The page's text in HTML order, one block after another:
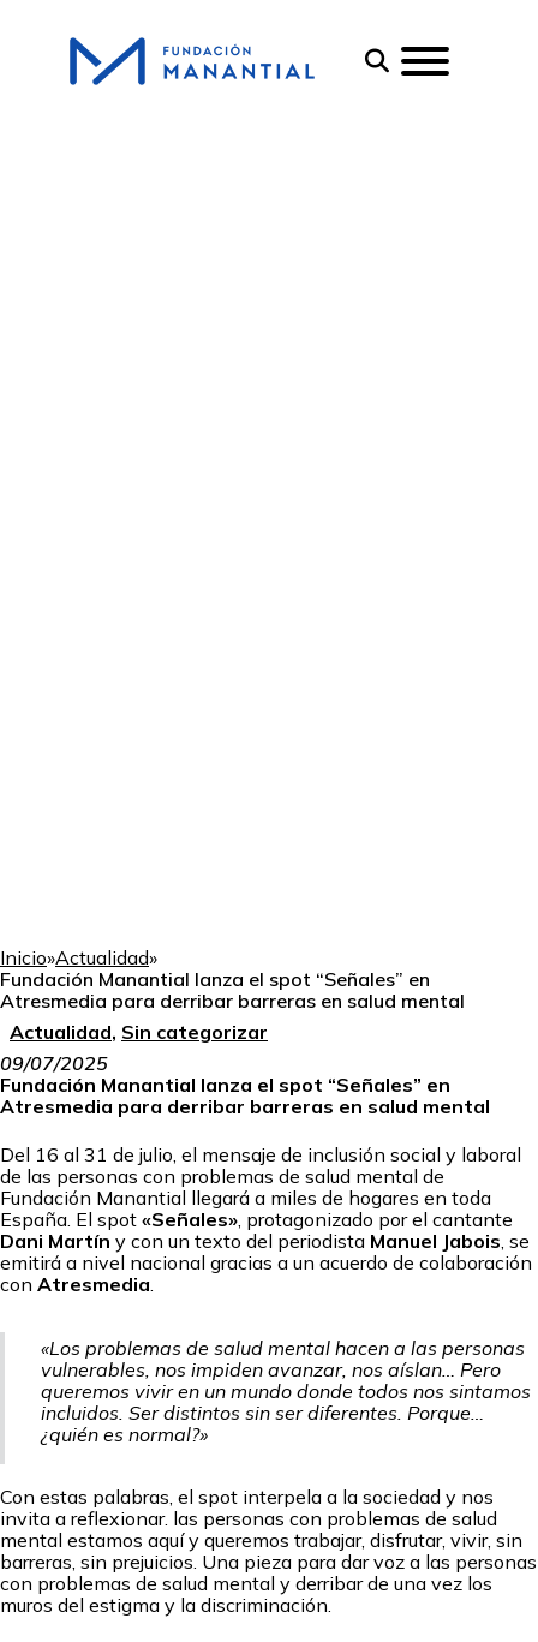
Inicio»Actualidad»
Fundación Manantial lanza el spot “Señales” en
Atresmedia para derribar barreras en salud mental
Actualidad, Sin categorizar
09/07/2025
Fundación Manantial lanza el spot “Señales” en
Atresmedia para derribar barreras en salud mental
Del 16 al 31 de julio, el mensaje de inclusión social y laboral
de las personas con problemas de salud mental de
Fundación Manantial llegará a miles de hogares en toda
España. El spot «Señales», protagonizado por el cantante
Dani Martín y con un texto del periodista Manuel Jabois, se
emitirá a nivel nacional gracias a un acuerdo de colaboración
con Atresmedia.
«Los problemas de salud mental hacen a las personas
vulnerables, nos impiden avanzar, nos aíslan… Pero
queremos vivir en un mundo donde todos nos sintamos
incluidos. Ser distintos sin ser diferentes. Porque…
¿quién es normal?»
Con estas palabras, el spot interpela a la sociedad y nos
invita a reflexionar. las personas con problemas de salud
mental estamos aquí y queremos trabajar, disfrutar, vivir, sin
barreras, sin prejuicios. Una pieza para dar voz a las personas
con problemas de salud mental y derribar de una vez los
muros del estigma y la discriminación.